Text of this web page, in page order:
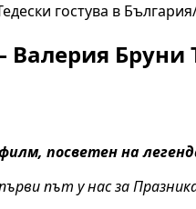
гостува в България
Бруни
посветен на
път у нас за